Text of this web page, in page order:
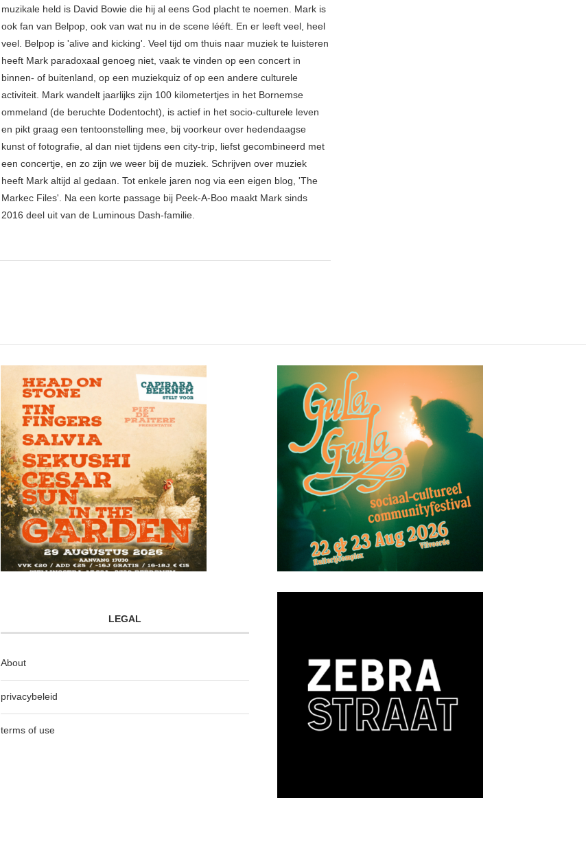
muzikale held is David Bowie die hij al eens God placht te noemen. Mark is
ook fan van Belpop, ook van wat nu in de scene lééft. En er leeft veel, heel
veel. Belpop is 'alive and kicking'. Veel tijd om thuis naar muziek te luisteren
heeft Mark paradoxaal genoeg niet, vaak te vinden op een concert in
binnen- of buitenland, op een muziekquiz of op een andere culturele
activiteit. Mark wandelt jaarlijks zijn 100 kilometertjes in het Bornemse
ommeland (de beruchte Dodentocht), is actief in het socio-culturele leven
en pikt graag een tentoonstelling mee, bij voorkeur over hedendaagse
kunst of fotografie, al dan niet tijdens een city-trip, liefst gecombineerd met
een concertje, en zo zijn we weer bij de muziek. Schrijven over muziek
heeft Mark altijd al gedaan. Tot enkele jaren nog via een eigen blog, 'The
Markec Files'. Na een korte passage bij Peek-A-Boo maakt Mark sinds
2016 deel uit van de Luminous Dash-familie.
LEGAL
About
privacybeleid
terms of use